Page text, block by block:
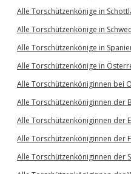
Alle Torschützenkönige in
Alle Torschützenkönige in
Alle Torschützenkönige in
Alle Torschützenkönige in
Alle Torschützenköniginnen bei
Alle Torschützenköniginnen der
Alle Torschützenköniginnen der
Alle Torschützenköniginnen der
Alle Torschützenköniginnen der